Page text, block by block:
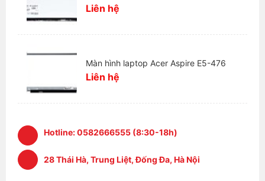
Liên hệ
Màn hình laptop Acer Aspire E5-476
Liên hệ
Hotline:0582666555 (8:30-18h)
28 Thái Hà, Trung Liệt, Đống Đa, Hà Nội